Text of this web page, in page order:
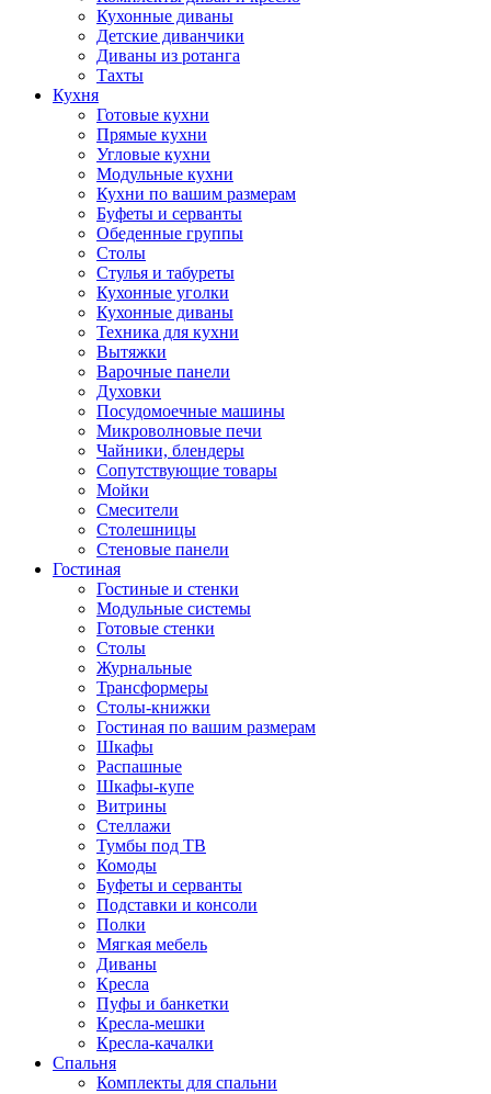
Кухонные диваны
Детские диванчики
Диваны из ротанга
Тахты
Кухня
Готовые кухни
Прямые кухни
Угловые кухни
Модульные кухни
Кухни по вашим размерам
Буфеты и серванты
Обеденные группы
Столы
Стулья и табуреты
Кухонные уголки
Кухонные диваны
Техника для кухни
Вытяжки
Варочные панели
Духовки
Посудомоечные машины
Микроволновые печи
Чайники, блендеры
Сопутствующие товары
Мойки
Смесители
Столешницы
Стеновые панели
Гостиная
Гостиные и стенки
Модульные системы
Готовые стенки
Столы
Журнальные
Трансформеры
Столы-книжки
Гостиная по вашим размерам
Шкафы
Распашные
Шкафы-купе
Витрины
Стеллажи
Тумбы под ТВ
Комоды
Буфеты и серванты
Подставки и консоли
Полки
Мягкая мебель
Диваны
Кресла
Пуфы и банкетки
Кресла-мешки
Кресла-качалки
Спальня
Комплекты для спальни